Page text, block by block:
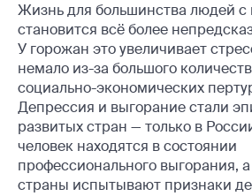
Жизнь для большинства людей
становится всё более
У горожан это увеличивает
немало из-за большого
социально-экономических
Депрессия и выгорание стали
развитых стран — только в
человек находятся в состоянии
профессионального выгорания,
страны испытывают признаки